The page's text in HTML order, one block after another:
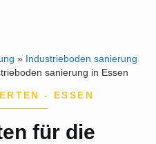
» Industrieboden sanierung
sanierung in Essen
- ESSEN
für die